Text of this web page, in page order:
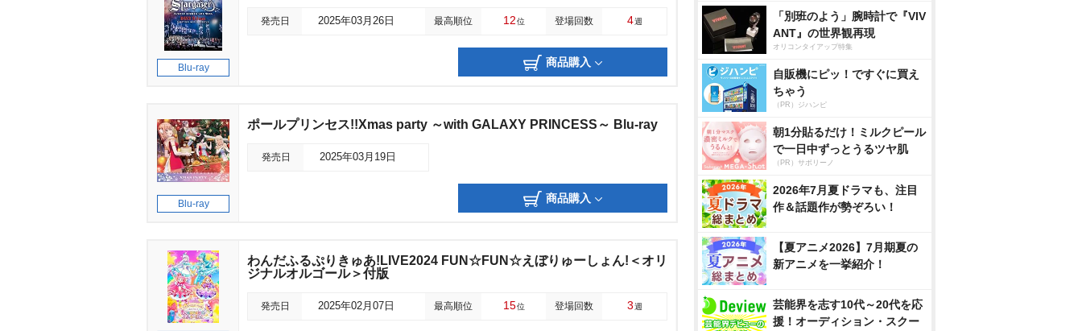
Blu-ray
発売日 2025年03月26日 最高順位 12位 登場回数 4週
商品購入
Blu-ray
ポールプリンセス!!Xmas party ～with GALAXY PRINCESS～ Blu-ray
発売日 2025年03月19日
商品購入
わんだふるぷりきゅあ!LIVE2024 FUN☆FUN☆えぼりゅーしょん!＜オリ
ジナルオルゴール＞付版
発売日 2025年02月07日 最高順位 15位 登場回数 3週
「別班のよう」腕時計で『VIV
ANT』の世界観再現
オリコンタイアップ特集
自販機にピッ！ですぐに買え
ちゃう
（PR）ジハンピ
朝1分貼るだけ！ミルクピール
で一日中ずっとうるツヤ肌
（PR）サボリーノ
2026年7月夏ドラマも、注目
作＆話題作が勢ぞろい！
【夏アニメ2026】7月期夏の
新アニメを一挙紹介！
芸能界を志す10代～20代を応
援！オーディション・スクー